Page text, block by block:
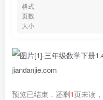
格式
页数
大小
预览已结束，还剩1页未读